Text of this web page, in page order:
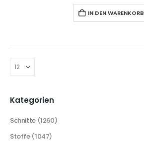
IN DEN WARENKORB
Kategorien
Schnitte (1260)
Stoffe (1047)